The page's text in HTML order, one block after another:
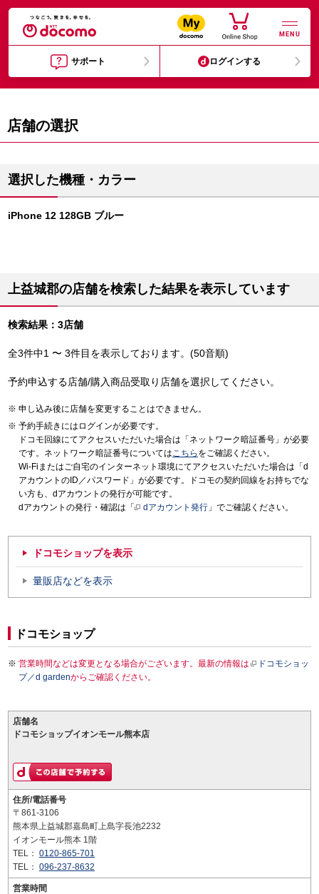
MENU
サポート ログインする
店舗の選択
選択した機種・カラー
iPhone 12 128GB ブルー
上益城郡の店舗を検索した結果を表示しています
検索結果：3店舗
全3件中1 〜 3件目を表示しております。(50音順)
予約申込する店舗/購入商品受取り店舗を選択してください。
申し込み後に店舗を変更することはできません。
予約手続きにはログインが必要です。
ドコモ回線にてアクセスいただいた場合は「ネットワーク暗証番号」が必要
です。ネットワーク暗証番号についてはこちら をご確認ください。
Wi-Fiまたはご自宅のインターネット環境にてアクセスいただいた場合は「d
アカウントのID／パスワード」が必要です。ドコモの契約回線をお持ちでな
い方も、dアカウントの発行が可能です。
dアカウントの発行・確認は「
dアカウント発行 」でご確認ください。
ドコモショップを表示
量販店などを表示
ドコモショップ
営業時間などは変更となる場合がございます。最新の情報は
ドコモショッ
プ／d gardenからご確認ください。
店舗名
ドコモショップイオンモール熊本店
住所/電話番号
〒861-3106
熊本県上益城郡嘉島町上島字長池2232
イオンモール熊本 1階
TEL： 0120-865-701
TEL： 096-237-8632
営業時間